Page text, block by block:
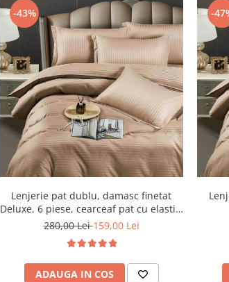
-43%
Lenjerie pat dublu, damasc finetat
Deluxe, 6 piese, cearceaf pat cu elastic,
Maro
280,00 Lei159,00 Lei
ADAUGA IN COS
-